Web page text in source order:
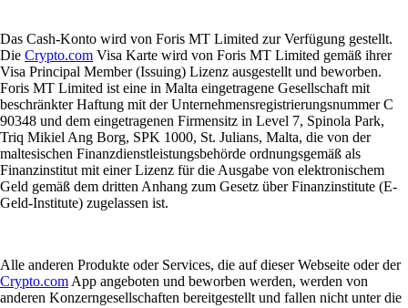
Das Cash-Konto wird von Foris MT Limited zur Verfügung gestellt.
Die Crypto.com Visa Karte wird von Foris MT Limited gemäß ihrer
Visa Principal Member (Issuing) Lizenz ausgestellt und beworben.
Foris MT Limited ist eine in Malta eingetragene Gesellschaft mit
beschränkter Haftung mit der Unternehmensregistrierungsnummer C
90348 und dem eingetragenen Firmensitz in Level 7, Spinola Park,
Triq Mikiel Ang Borg, SPK 1000, St. Julians, Malta, die von der
maltesischen Finanzdienstleistungsbehörde ordnungsgemäß als
Finanzinstitut mit einer Lizenz für die Ausgabe von elektronischem
Geld gemäß dem dritten Anhang zum Gesetz über Finanzinstitute (E-
Geld-Institute) zugelassen ist.
Alle anderen Produkte oder Services, die auf dieser Webseite oder der
Crypto.com App angeboten und beworben werden, werden von
anderen Konzerngesellschaften bereitgestellt und fallen nicht unter die